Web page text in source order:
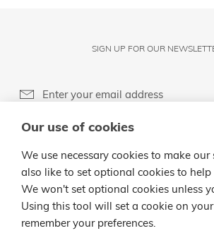
SIGN UP FOR OUR
KUNDENBETREUUNG
INFO
Our use of cookies
We use necessary cookies to make
also like to set optional cookies to help
We won't set optional cookies unless
Using this tool will set a cookie on
remember your preferences.